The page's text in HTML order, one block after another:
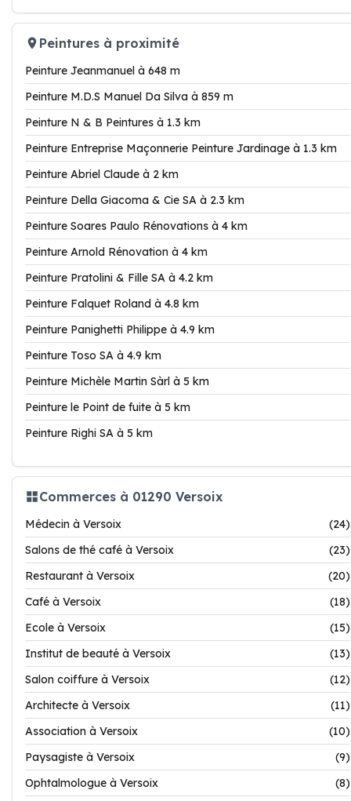
Peintures à proximité
Peinture Jeanmanuel à 648 m
Peinture M.D.S Manuel Da Silva à 859 m
Peinture N & B Peintures à 1.3 km
Peinture Entreprise Maçonnerie Peinture Jardinage à 1.3 km
Peinture Abriel Claude à 2 km
Peinture Della Giacoma & Cie SA à 2.3 km
Peinture Soares Paulo Rénovations à 4 km
Peinture Arnold Rénovation à 4 km
Peinture Pratolini & Fille SA à 4.2 km
Peinture Falquet Roland à 4.8 km
Peinture Panighetti Philippe à 4.9 km
Peinture Toso SA à 4.9 km
Peinture Michèle Martin Sàrl à 5 km
Peinture le Point de fuite à 5 km
Peinture Righi SA à 5 km
Commerces à 01290 Versoix
Médecin à Versoix
(24)
Salons de thé café à Versoix
(23)
Restaurant à Versoix
(20)
Café à Versoix
(18)
Ecole à Versoix
(15)
Institut de beauté à Versoix
(13)
Salon coiffure à Versoix
(12)
Architecte à Versoix
(11)
Association à Versoix
(10)
Paysagiste à Versoix
(9)
Ophtalmologue à Versoix
(8)